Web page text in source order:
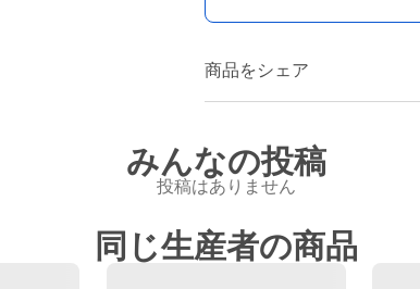
商品をシェア
みんなの投稿
投稿はありません
同じ生産者の商品